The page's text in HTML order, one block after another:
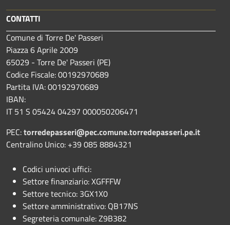
CONTATTI
Comune di Torre De' Passeri
Piazza 6 Aprile 2009
65029 - Torre De' Passeri (PE)
Codice Fiscale: 00192970689
Partita IVA: 00192970689
IBAN:
IT 51 S 05424 04297 000050206471
PEC:torredepasseri@pec.comune.torredepasseri.pe.it
Centralino Unico: +39 085 8884321
Codici univoci uffici:
Settore finanziario: XGFFFW
Settore tecnico: 3GX1X0
Settore amministrativo: QB17NS
Segreteria comunale: Z9B382